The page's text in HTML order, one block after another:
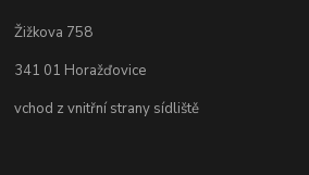
Žižkova 758
341 01 Horažďovice
vchod z vnitřní strany sídliště